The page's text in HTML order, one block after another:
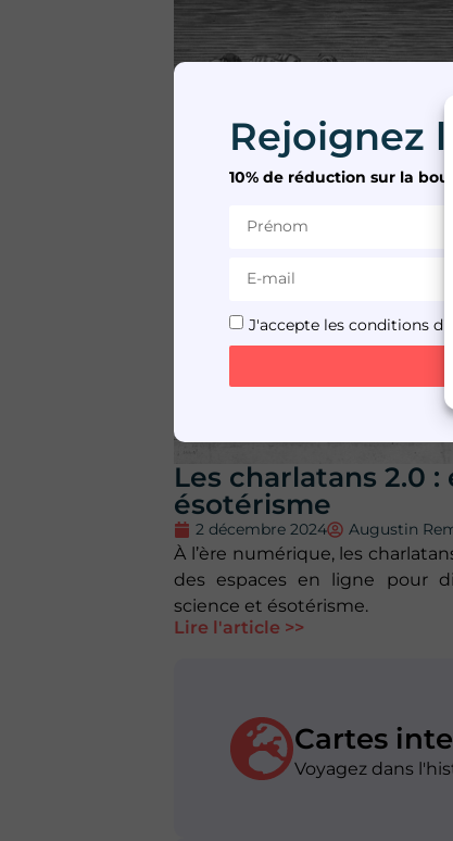
Les charlatans 2.0
ésotérisme
2 décembre 2024 Augustin
À l’ère numérique, les
des espaces en ligne pour
science et ésotérisme.
Lire l'article >>
Cartes
Voyagez dans
Rejoignez
10% de réduction sur la
J'accepte les conditions